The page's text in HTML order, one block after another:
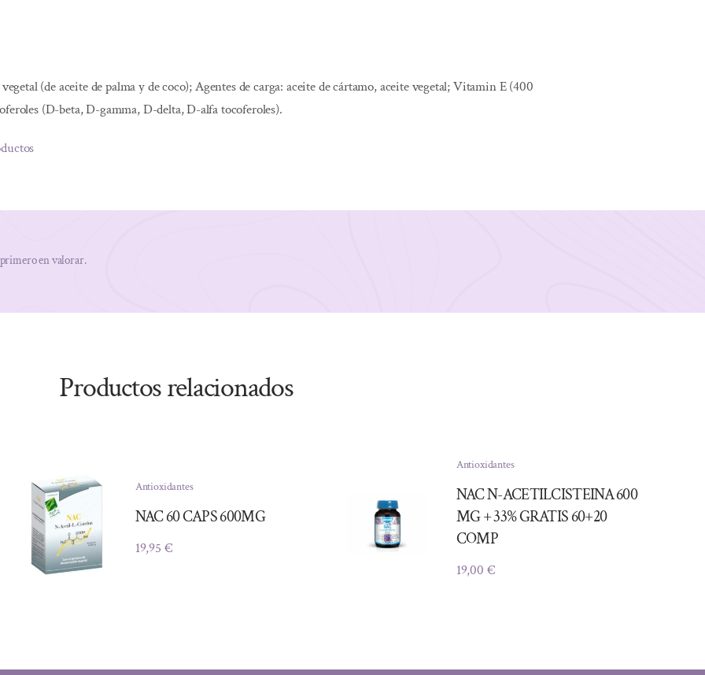
(de aceite de palma y de coco); Agentes de carga: aceite de cártamo, aceite vegetal; Vitamin E (400
(D-beta, D-gamma, D-delta, D-alfa tocoferoles).
primero en valorar.
Productos relacionados
Antioxidantes
NAC 60 CAPS 600MG
19,95 €
Antioxidantes
NAC N-ACETILCISTEINA 600
MG + 33% GRATIS 60+20
COMP
19,00 €